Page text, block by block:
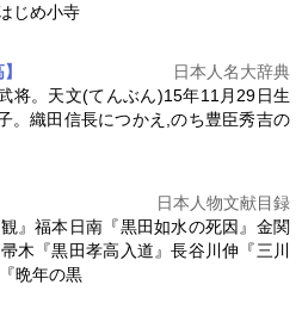
じめ小寺
日本人名大辞典
将。天文(てんぶん)15年11月29日生
。織田信長につかえ,のち豊臣秀吉の
日本人物文献目録
』福本日南『黒田如水の死因』金関
木『黒田孝高 入道』長谷川伸『三川
晩年の黒